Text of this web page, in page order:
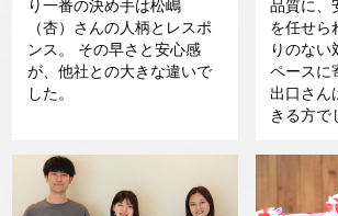
り一番の決め手は松嶋
（杏）さんの人柄とレスポ
ンス。 その早さと安心感
が、他社との大きな違いで
した。
品質に、
を任せら
りのない
ペースに
出口さん
きる方で